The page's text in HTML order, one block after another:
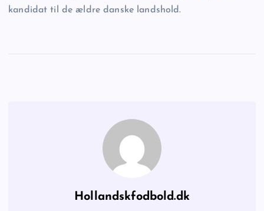
kandidat til de ældre danske landshold.
Hollandskfodbold.dk